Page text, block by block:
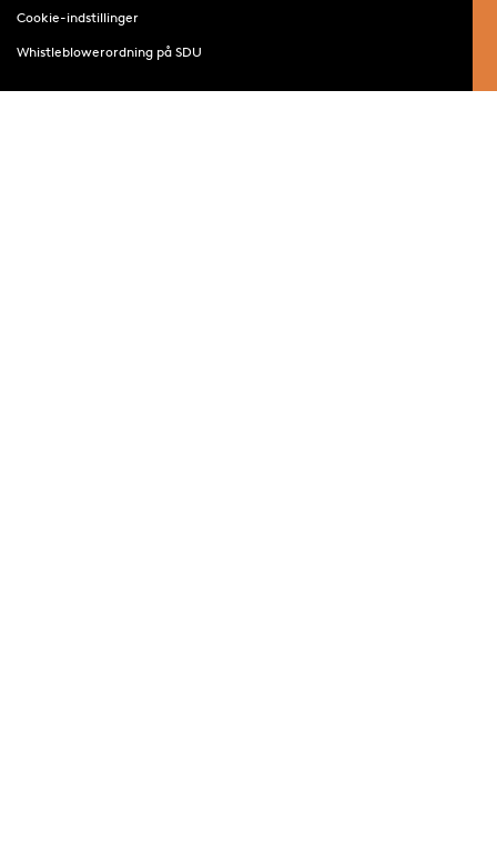
Cookie-indstillinger
Whistleblowerordning på SDU